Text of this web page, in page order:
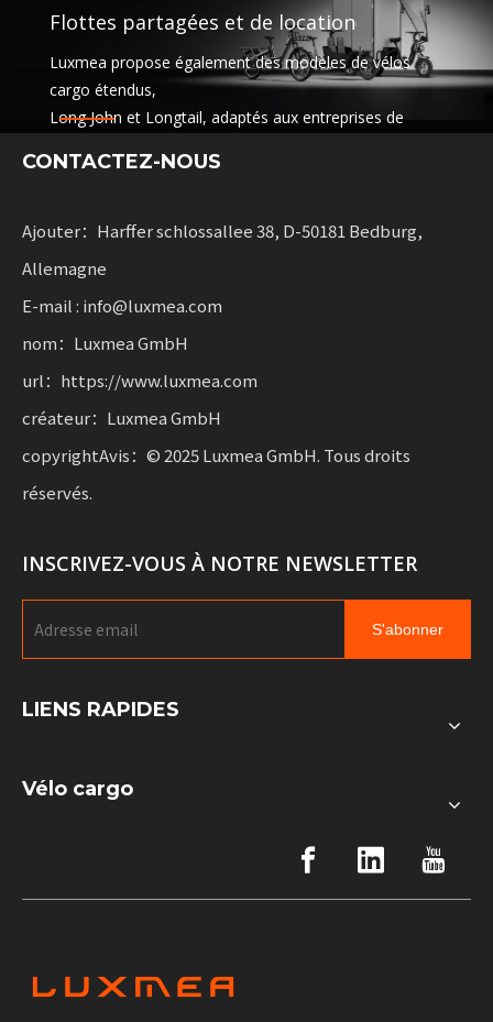
Flottes partagées et de location
Luxmea propose également des modèles de vélos
cargo étendus,
Long John et Longtail, adaptés aux entreprises de
services de partage et flottes de location. Ces
avec flexibilité pour les entreprises qui font évoluer la
CONTACTEZ-NOUS
Ajouter：Harffer schlossallee 38, D-50181 Bedburg,
Allemagne
E-mail : info@luxmea.com
nom：Luxmea GmbH
url：https://www.luxmea.com
créateur：Luxmea GmbH
copyrightAvis：© 2025 Luxmea GmbH. Tous droits
réservés.
INSCRIVEZ-VOUS À NOTRE NEWSLETTER
S'abonner
LIENS RAPIDES
Vélo cargo